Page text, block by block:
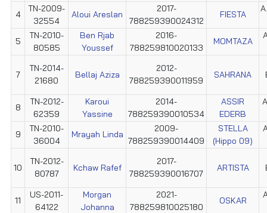
4
TN-2009-
32554
Aloui Areslan
2017-
788259390024312
FIESTA
5
TN-2010-
80585
Ben Rjab
Youssef
2016-
788259810020133
MOMTAZA
7
TN-2014-
21680
Bellaj Aziza
2012-
788259390011959
SAHRANA
8
TN-2012-
62359
Karoui
Yassine
2014-
788259390010534
ASSIR
EDERB
9
TN-2010-
36004
Mrayah Linda
2009-
788259390014409
STELLA
(Hippo 09)
10
TN-2012-
80787
Kchaw Rafef
2017-
788259390016707
ARTISTA
11
US-2011-
64122
Morgan
Johanna
2021-
788259810025180
OSKAR